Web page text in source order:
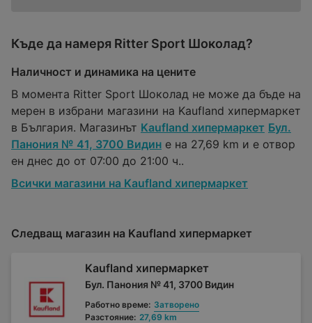
Къде да намеря Ritter Sport Шоколад?
Наличност и динамика на цените
В момента Ritter Sport Шоколад не може да бъде на
мерен в избрани магазини на Kaufland хипермаркет
в България. Магазинът Kaufland хипермаркет Бул.
Панония № 41, 3700 Видин е на 27,69 km и е отвор
ен днес до от 07:00 до 21:00 ч..
Всички магазини на Kaufland хипермаркет
Следващ магазин на Kaufland хипермаркет
Kaufland хипермаркет
Бул. Панония № 41, 3700 Видин
Работно време: Затворено
Разстояние: 27,69 km